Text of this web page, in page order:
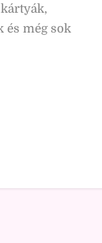
és még sok